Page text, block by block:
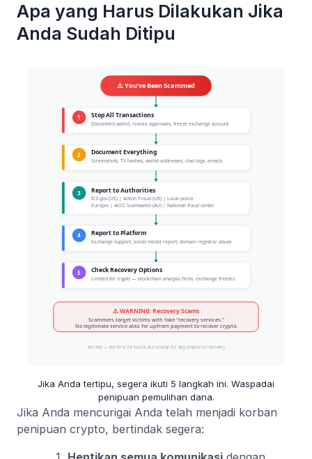
Apa yang Harus Dilakukan Jika
Anda Sudah Ditipu
Jika Anda tertipu, segera ikuti 5 langkah ini. Waspadai
penipuan pemulihan dana.
Jika Anda mencurigai Anda telah menjadi korban
penipuan crypto, bertindak segera: